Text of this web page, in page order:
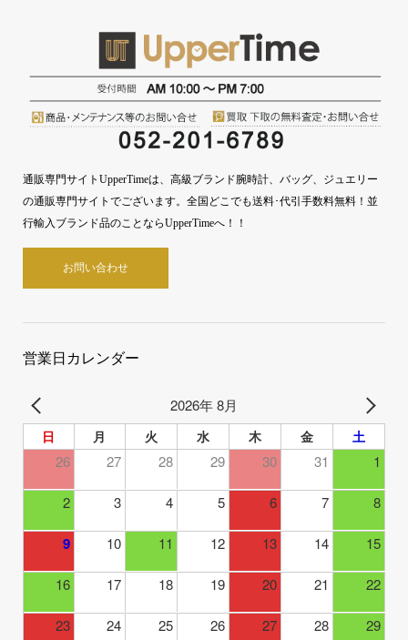
通販専門サイトUpperTimeは、高級ブランド腕時計、バッグ、ジュエリー
の通販専門サイトでございます。全国どこでも送料･代引手数料無料！並
行輸入ブランド品のことならUpperTimeへ！！
お問い合わせ
営業日カレンダー
2026年 8月
日 月 火 水 木 金 土
26 27 28 29 30 31 1
2 3 4 5 6 7 8
9 10 11 12 13 14 15
16 17 18 19 20 21 22
23 24 25 26 27 28 29